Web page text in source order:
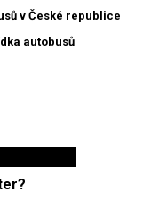
v České republice
autobusů